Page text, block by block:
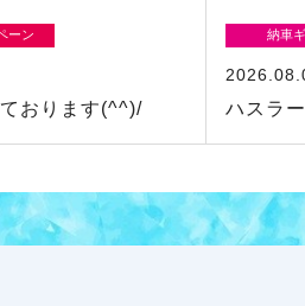
ーン
おります(^^)/
納車
ハスラ